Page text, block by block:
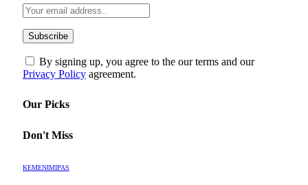
By signing up, you agree to the our terms and our
Privacy Policy agreement.
Our Picks
Don't Miss
KEMENIMIPAS